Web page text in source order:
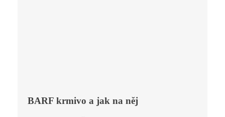
BARF krmivo a jak na něj